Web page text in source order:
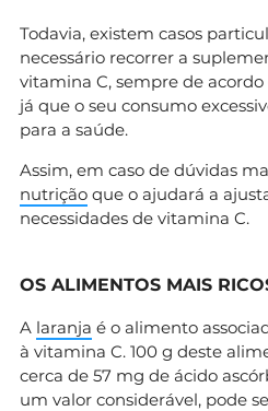
Todavia, existem casos
necessário recorrer a
vitamina C, sempre de
já que o seu consumo
para a saúde.
Assim, em caso de dúvidas
nutrição que o ajudará a
necessidades de vitamina C.
OS ALIMENTOS MAIS
A laranja é o alimento
à vitamina C. 100 g deste
cerca de 57 mg de ácido
um valor considerável, pode